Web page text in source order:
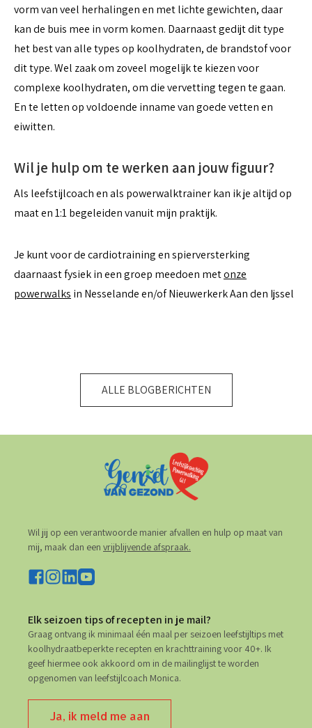
vorm van veel herhalingen en met lichte gewichten, daar
kan de buis mee in vorm komen. Daarnaast gedijt dit type
het best van alle types op koolhydraten, de brandstof voor
dit type. Wel zaak om zoveel mogelijk te kiezen voor
complexe koolhydraten, om die vervetting tegen te gaan.
En te letten op voldoende inname van goede vetten en
eiwitten.
Wil je hulp om te werken aan jouw figuur?
Als leefstijlcoach en als powerwalktrainer kan ik je altijd op
maat en 1:1 begeleiden vanuit mijn praktijk.
Je kunt voor de cardiotraining en spierversterking
daarnaast fysiek in een groep meedoen metonze
powerwalks in Nesselande en/of Nieuwerkerk Aan den Ijssel
ALLE BLOGBERICHTEN
Wil jij op een verantwoorde manier afvallen en hulp op maat van
mij, maak dan een vrijblijvende afspraak.
Elk seizoen tips of recepten in je mail?
Graag ontvang ik minimaal één maal per seizoen leefstijltips met
koolhydraatbeperkte recepten en krachttraining voor 40+. Ik
geef hiermee ook akkoord om in de mailinglijst te worden
opgenomen van leefstijlcoach Monica.
Ja, ik meld me aan